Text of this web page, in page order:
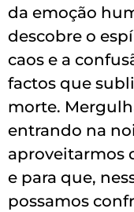
da emoção
descobre o
caos e a
factos que
morte.
entrando na
aproveitarmos
e para que,
possamos